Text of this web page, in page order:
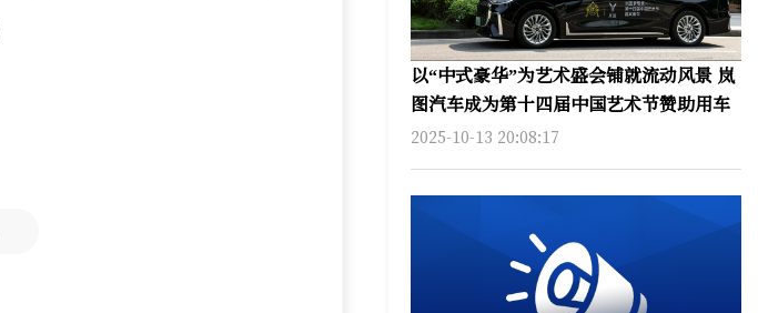
以“中式豪华”为艺术盛会铺就流动风景 岚
图汽车成为第十四届中国艺术节赞助用车
2025-10-13 20:08:17